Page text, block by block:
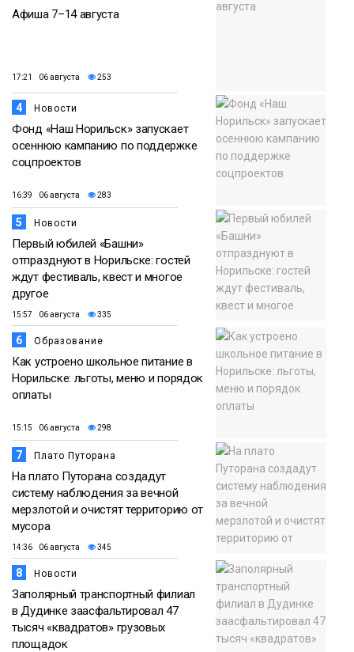
Афиша 7–14 августа
17:21 06 августа 253
4 Новости
Фонд «Наш Норильск» запускает
осеннюю кампанию по поддержке
соцпроектов
16:39 06 августа 283
5 Новости
Первый юбилей «Башни»
отпразднуют в Норильске: гостей
ждут фестиваль, квест и многое
другое
15:57 06 августа 335
6 Образование
Как устроено школьное питание в
Норильске: льготы, меню и порядок
оплаты
15:15 06 августа 298
7 Плато Путорана
На плато Путорана создадут
систему наблюдения за вечной
мерзлотой и очистят территорию от
мусора
14:36 06 августа 345
8 Новости
Заполярный транспортный филиал
в Дудинке заасфальтировал 47
тысяч «квадратов» грузовых
площадок